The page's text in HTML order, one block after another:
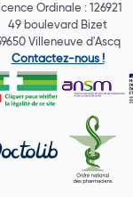
Ordinale : 126921
49 boulevard Bizet
Villeneuve d'Ascq
Contactez-nous !